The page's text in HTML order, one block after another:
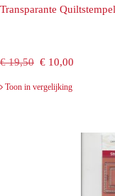
Transparante
€19,50 Oorspronkelijke
prijs
€10,00
€ 10,00.
Toon in vergelijking